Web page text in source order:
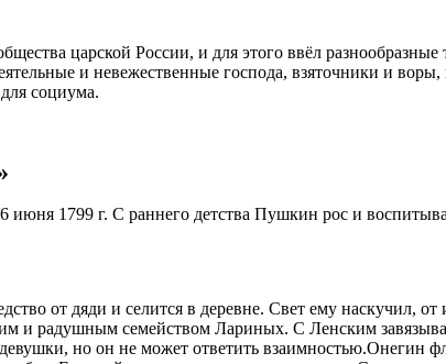
царской России, и для этого ввёл
и невежественные господа, взяточники и
социума.
1799 г. С раннего детства Пушкин рос и
от дяди и селится в деревне. Свет ему наскучил,
и радушным семейством Лариных. С Ленским
но он не может ответить взаимностью.Онегин